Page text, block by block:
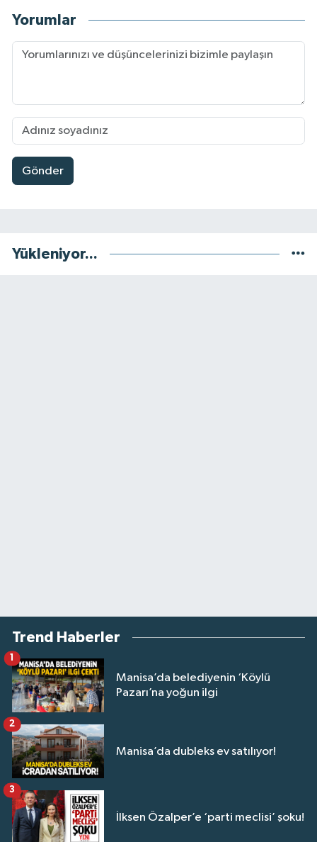
Yorumlar
Gönder
Yükleniyor...
Trend Haberler
Manisa’da belediyenin ‘Köylü
Pazarı’na yoğun ilgi
Manisa’da dubleks ev satılıyor!
2
İlksen Özalper’e ‘parti meclisi’ şoku!
3